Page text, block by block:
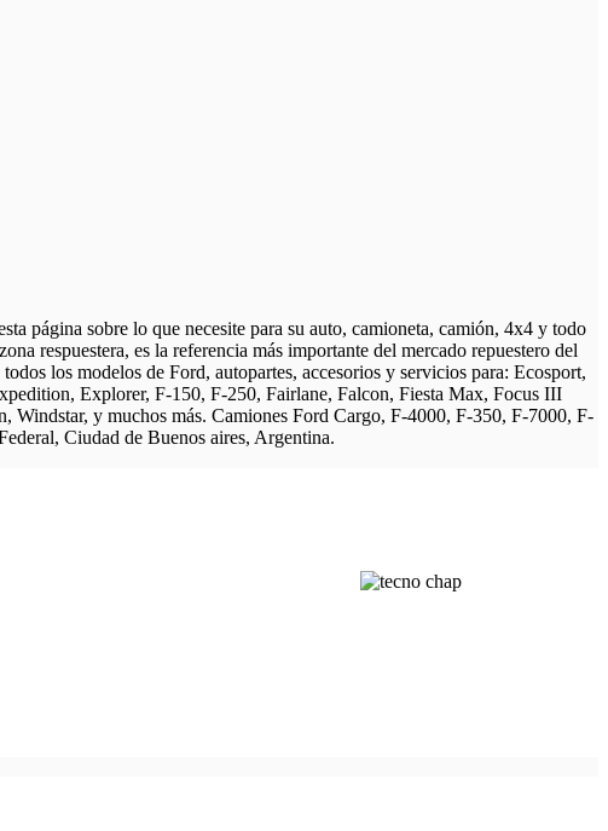
página sobre lo que necesite para su auto, camioneta, camión, 4x4 y todo
respuestera, es la referencia más importante del mercado repuestero del
los modelos de Ford, autopartes, accesorios y servicios para: Ecosport,
Explorer, F-150, F-250, Fairlane, Falcon, Fiesta Max, Focus III
y muchos más. Camiones Ford Cargo, F-4000, F-350, F-7000, F-
Ciudad de Buenos aires, Argentina.